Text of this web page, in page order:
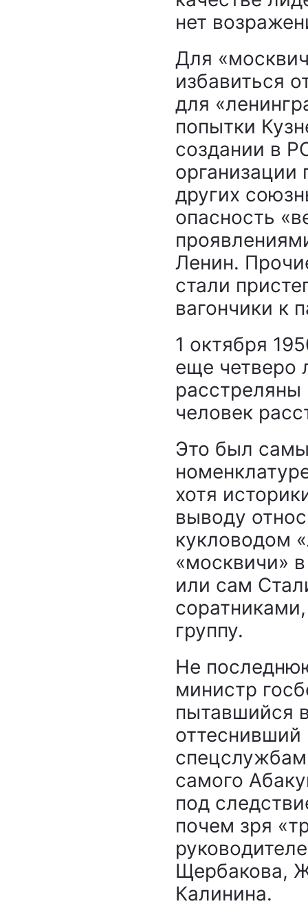
нет
Для
избавиться
для
попытки
создании в
организации
других
опасность
Ленин.
стали
вагончики к
1 октября
еще четверо
человек
Это был
хотя
выводу
кукловодом
«москвичи»
или сам
группу.
Не
министр
пытавшийся
самого
под
почем зря
Щербакова,
Калинина.